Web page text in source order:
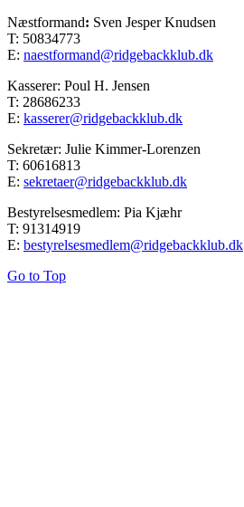
Næstformand: Sven Jesper Knudsen
T: 50834773
E: naestformand@ridgebackklub.dk
Kasserer: Poul H. Jensen
T: 28686233
E: kasserer@ridgebackklub.dk
Sekretær: Julie Kimmer-Lorenzen
T: 60616813
E: sekretaer@ridgebackklub.dk
Bestyrelsesmedlem: Pia Kjæhr
T: 91314919
E: bestyrelsesmedlem@ridgebackklub.dk
Go to Top